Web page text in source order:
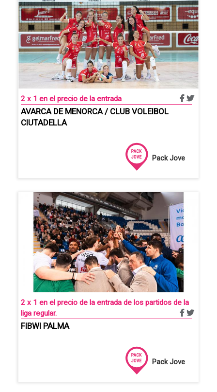
Pack Jove
2 x 1 en el precio de la entrada
AVARCA DE MENORCA / CLUB VOLEIBOL
CIUTADELLA
Pack Jove
2 x 1 en el precio de la entrada de los partidos de la
liga regular.
FIBWI PALMA